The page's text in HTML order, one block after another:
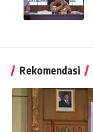
Rekomendasi